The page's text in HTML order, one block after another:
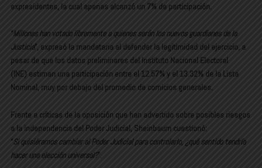
expresidentes, la cual apenas alcanzó un 7% de participación.
“Millones han votado libremente a quienes serán los nuevos guardianes de la
Justicia”, expresó la mandataria al defender la legitimidad del ejercicio, a
pesar de que los datos preliminares del Instituto Nacional Electoral
(INE) estiman una participación entre el 12.57% y el 13.32% de la Lista
Nominal, muy por debajo del promedio de comicios generales.
Frente a críticas de la oposición que han advertido sobre posibles riesgos
a la independencia del Poder Judicial, Sheinbaum cuestionó:
“Si quisiéramos cambiar al Poder Judicial para controlarlo, ¿qué sentido tendría
hacer una elección universal?”.